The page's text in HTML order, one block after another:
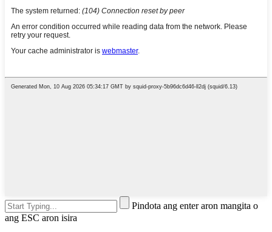
Pindota ang enter aron mangita o
ang ESC aron isira